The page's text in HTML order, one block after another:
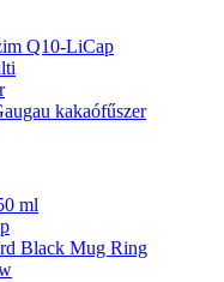
Q10-LiCap
kakaófűszer
ml
Black Mug Ring